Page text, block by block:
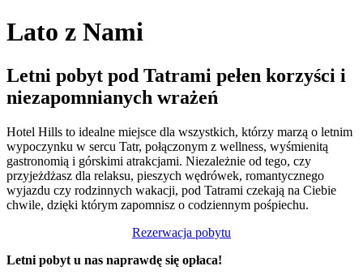
Lato z Nami
Letni pobyt pod Tatrami pełen korzyści i
niezapomnianych wrażeń
Hotel Hills to idealne miejsce dla wszystkich, którzy marzą o letnim
wypoczynku w sercu Tatr, połączonym z wellness, wyśmienitą
gastronomią i górskimi atrakcjami. Niezależnie od tego, czy
przyjeżdżasz dla relaksu, pieszych wędrówek, romantycznego
wyjazdu czy rodzinnych wakacji, pod Tatrami czekają na Ciebie
chwile, dzięki którym zapomnisz o codziennym pośpiechu.
Rezerwacja pobytu
Letni pobyt u nas naprawdę się opłaca!